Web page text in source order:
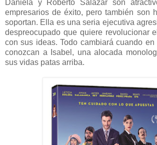
Daniela y Roberto Salazar son
empresarios de éxito, pero también son
soportan. Ella es una seria ejecutiva
despreocupado que quiere revolucionar
con sus ideas. Todo cambiará cuando
conozcan a Isabel, una alocada
sus vidas patas arriba.